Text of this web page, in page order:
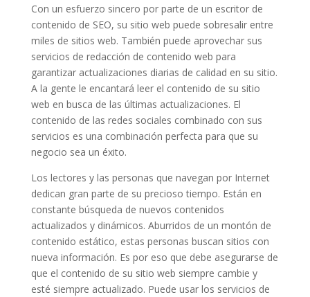
Con un esfuerzo sincero por parte de un escritor de
contenido de SEO, su sitio web puede sobresalir entre
miles de sitios web. También puede aprovechar sus
servicios de redacción de contenido web para
garantizar actualizaciones diarias de calidad en su sitio.
A la gente le encantará leer el contenido de su sitio
web en busca de las últimas actualizaciones. El
contenido de las redes sociales combinado con sus
servicios es una combinación perfecta para que su
negocio sea un éxito.
Los lectores y las personas que navegan por Internet
dedican gran parte de su precioso tiempo. Están en
constante búsqueda de nuevos contenidos
actualizados y dinámicos. Aburridos de un montón de
contenido estático, estas personas buscan sitios con
nueva información. Es por eso que debe asegurarse de
que el contenido de su sitio web siempre cambie y
esté siempre actualizado. Puede usar los servicios de